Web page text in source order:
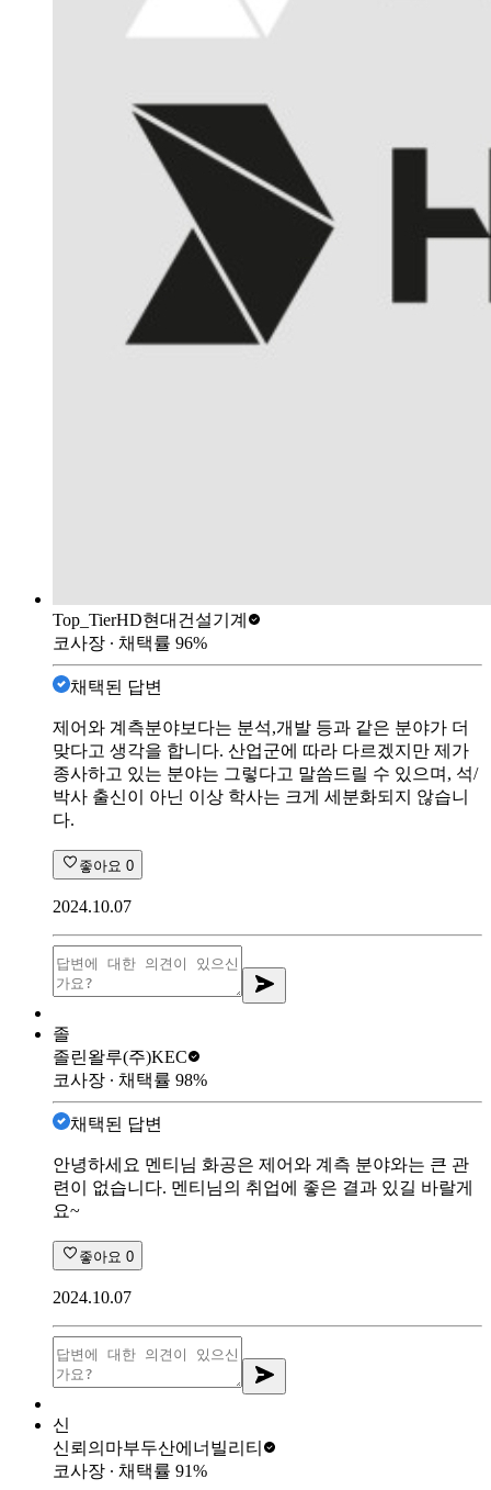
Top_TierHD현대건설기계
코사장 ∙ 채택률 96%
채택된 답변
제어와 계측분야보다는 분석,개발 등과 같은 분야가 더
맞다고 생각을 합니다. 산업군에 따라 다르겠지만 제가
종사하고 있는 분야는 그렇다고 말씀드릴 수 있으며, 석/
박사 출신이 아닌 이상 학사는 크게 세분화되지 않습니
다.
좋아요 0
2024.10.07
졸
졸린왈루(주)KEC
코사장 ∙ 채택률 98%
채택된 답변
안녕하세요 멘티님 화공은 제어와 계측 분야와는 큰 관
련이 없습니다. 멘티님의 취업에 좋은 결과 있길 바랄게
요~
좋아요 0
2024.10.07
신
신뢰의마부두산에너빌리티
코사장 ∙ 채택률 91%